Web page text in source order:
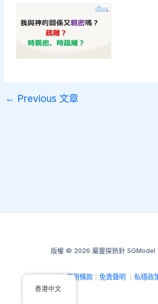
← Previous 文章
版權 © 2026 屬靈探熱針 SGModel
｜使用條款 免責聲明 私穩政
香港中文